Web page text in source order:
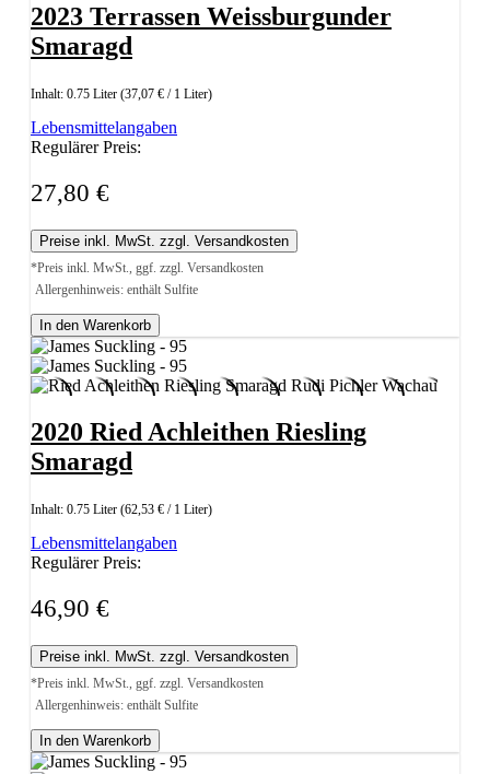
2023 Terrassen Weissburgunder
Smaragd
Inhalt: 0.75 Liter (37,07 € / 1 Liter)
Lebensmittelangaben
Regulärer Preis:
27,80 €
Preise inkl. MwSt. zzgl. Versandkosten
*Preis inkl. MwSt., ggf. zzgl. Versandkosten
Allergenhinweis: enthält Sulfite
In den Warenkorb
2020 Ried Achleithen Riesling
Smaragd
Inhalt: 0.75 Liter (62,53 € / 1 Liter)
Lebensmittelangaben
Regulärer Preis:
46,90 €
Preise inkl. MwSt. zzgl. Versandkosten
*Preis inkl. MwSt., ggf. zzgl. Versandkosten
Allergenhinweis: enthält Sulfite
In den Warenkorb